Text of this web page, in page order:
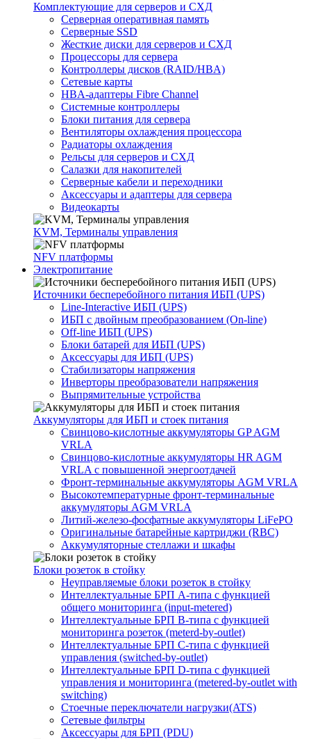
Комплектующие для серверов и СХД
Серверная оперативная память
Серверные SSD
Жесткие диски для серверов и СХД
Процессоры для сервера
Контроллеры дисков (RAID/HBA)
Сетевые карты
HBA-адаптеры Fibre Channel
Системные контроллеры
Блоки питания для сервера
Вентиляторы охлаждения процессора
Радиаторы охлаждения
Рельсы для серверов и СХД
Салазки для накопителей
Серверные кабели и переходники
Аксессуары и адаптеры для сервера
Видеокарты
KVM, Терминалы управления
NFV платформы
Электропитание
Источники бесперебойного питания ИБП (UPS)
Line-Interactive ИБП (UPS)
ИБП с двойным преобразованием (On-line)
Off-line ИБП (UPS)
Блоки батарей для ИБП (UPS)
Аксессуары для ИБП (UPS)
Стабилизаторы напряжения
Инверторы преобразователи напряжения
Выпрямительные устройства
Аккумуляторы для ИБП и стоек питания
Свинцово-кислотные аккумуляторы GP AGM
VRLA
Свинцово-кислотные аккумуляторы HR AGM
VRLA с повышенной энергоотдачей
Фронт-терминальные аккумуляторы AGM VRLA
Высокотемпературные фронт-терминальные
аккумуляторы AGM VRLA
Литий-железо-фосфатные аккумуляторы LiFePO
Оригинальные батарейные картриджи (RBC)
Аккумуляторные стеллажи и шкафы
Блоки розеток в стойку
Неуправляемые блоки розеток в стойку
Интеллектуальные БРП А-типа с функцией
общего мониторинга (input-metered)
Интеллектуальные БРП B-типа с функцией
мониторинга розеток (meterd-by-outlet)
Интеллектуальные БРП C-типа с функцией
управления (switched-by-outlet)
Интеллектуальные БРП D-типа с функцией
управления и мониторинга (metered-by-outlet with
switching)
Стоечные переключатели нагрузки(ATS)
Сетевые фильтры
Аксессуары для БРП (PDU)